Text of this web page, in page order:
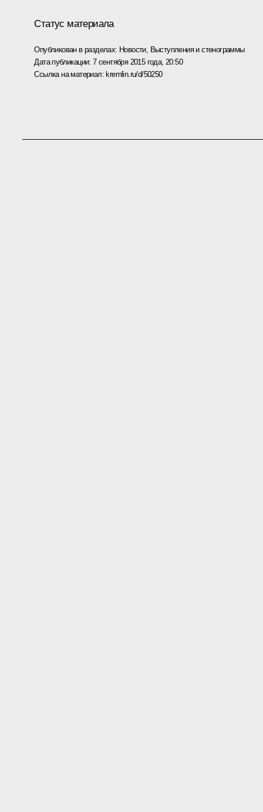
Статус материала
Опубликован в разделах: Новости, Выступления и стенограммы
Дата публикации:7 сентября 2015 года, 20:50
Ссылка на материал: kremlin.ru/d/50250